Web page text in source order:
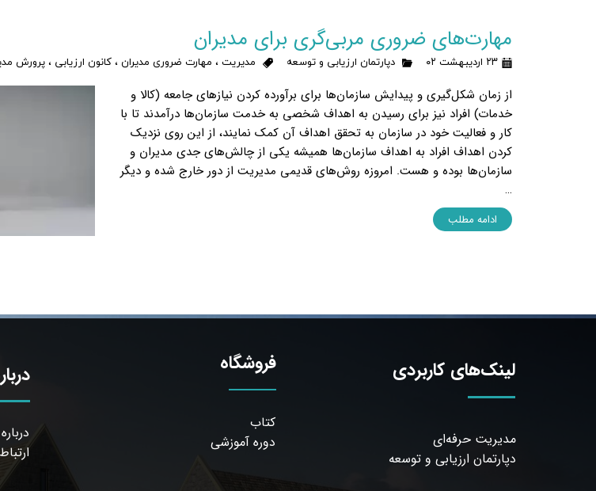
مهارت‌های ضروری مربی‌گری برای مدیران
۲۳ اردیبهشت ۰۲ دپارتمان ارزیابی و توسعه مدیریت ، مهارت ضروری مدیران ، کانون ارزیابی ، پرورش
از زمان شکل‌گیری و پیدایش سازمان‌ها برای برآورده کردن نیازهای جامعه (کالا و
خدمات) افراد نیز برای رسیدن به اهداف شخصی به خدمت سازمان‌ها درآمدند تا با
کار و فعالیت خود در سازمان به تحقق اهداف آن کمک نمایند، از این روی نزدیک‌
کردن اهداف افراد به اهداف سازمان‌ها همیشه یکی از چالش‌های جدی مدیران و
سازمان‌ها بوده و هست. امروزه روش‌های قدیمی مدیریت از دور خارج شده و دیگر
…
ادامه مطلب
فروشگاه
کتاب
دوره آموزشی
لینک‌های کاربردی
مدیریت حرفه‌ای
دپارتمان ارزیابی و توسعه